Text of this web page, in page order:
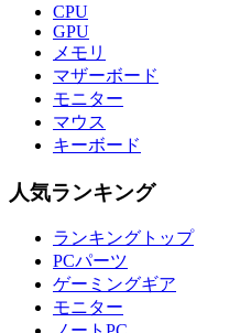
CPU
GPU
メモリ
マザーボード
モニター
マウス
キーボード
人気ランキング
ランキングトップ
PCパーツ
ゲーミングギア
モニター